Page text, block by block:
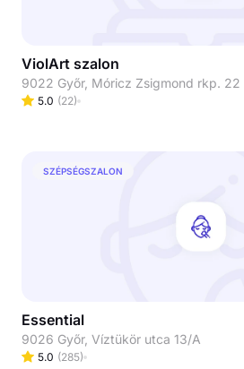
ViolArt szalon
9022 Győr, Móricz Zsigmond rkp. 22
5.0 (22)
SZÉPSÉGSZALON
Essential
9026 Győr, Víztükör utca 13/A
5.0 (285)